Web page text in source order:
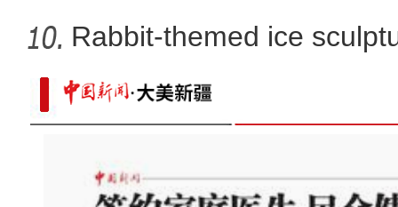
Rabbit-themed ice